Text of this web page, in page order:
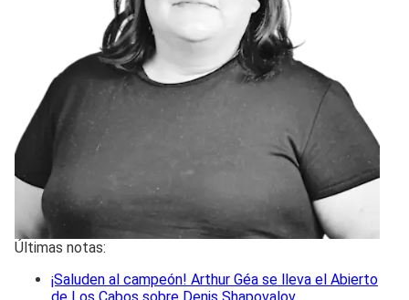
Últimas notas:
¡Saluden al campeón! Arthur Géa se lleva el Abierto